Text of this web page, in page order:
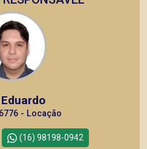
- Locação
(16) 98198-0942